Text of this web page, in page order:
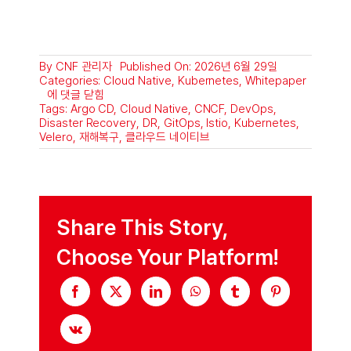
By CNF 관리자
Published On: 2026년 6월 29일
Categories: Cloud Native, Kubernetes,Whitepaper
공
공
기
관
DR
사
에 댓글 닫힘
Tags: Argo CD, Cloud Native, CNCF, DevOps,
Disaster Recovery, DR, GitOps, Istio, Kubernetes,
Velero, 재해복구,클라우드 네이티브
Share This Story,
Choose Your Platform!